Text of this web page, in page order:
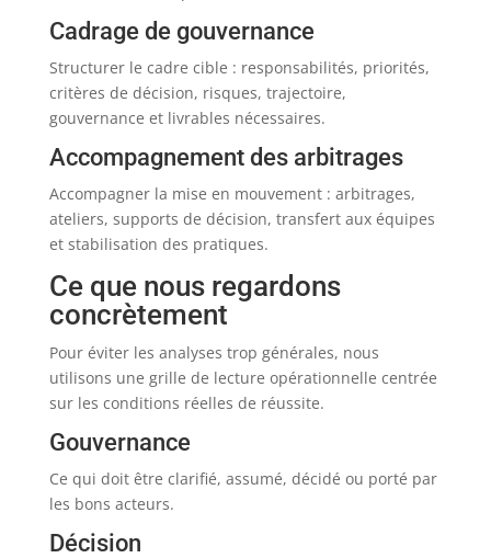
Cadrage de gouvernance
Structurer le cadre cible : responsabilités, priorités,
critères de décision, risques, trajectoire,
gouvernance et livrables nécessaires.
Accompagnement des arbitrages
Accompagner la mise en mouvement : arbitrages,
ateliers, supports de décision, transfert aux équipes
et stabilisation des pratiques.
Ce que nous regardons
concrètement
Pour éviter les analyses trop générales, nous
utilisons une grille de lecture opérationnelle centrée
sur les conditions réelles de réussite.
Gouvernance
Ce qui doit être clarifié, assumé, décidé ou porté par
les bons acteurs.
Décision